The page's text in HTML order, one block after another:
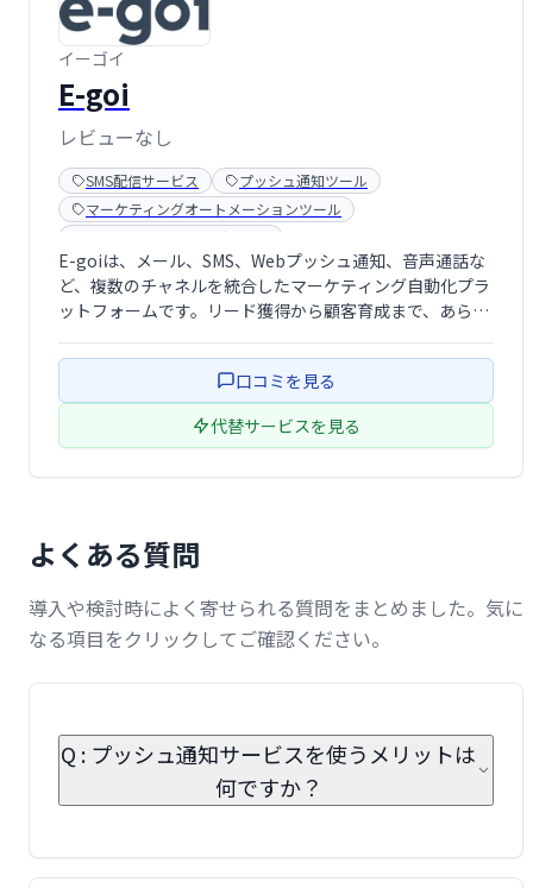
イーゴイ
E-goi
レビューなし
SMS配信サービス
プッシュ通知ツール
マーケティングオートメーションツール
メールマーケティングツール
E-goiは、メール、SMS、Webプッシュ通知、音声通話な
ど、複数のチャネルを統合したマーケティング自動化プラ
ットフォームです。リード獲得から顧客育成まで、あらゆ
体を最適化します。 単一のシステムでキャンペーンを管理
し、効果的なマルチチャネル戦 …
口コミを見る
代替サービスを見る
よくある質問
導入や検討時によく寄せられる質問をまとめました。気に
なる項目をクリックしてご確認ください。
Q : プッシュ通知サービスを使うメリットは
何ですか？